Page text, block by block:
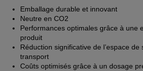
Emballage durable et innovant
Neutre en CO2
Performances optimales grâce à une
produit
Réduction significative de l’espace
transport
Coûts optimisés grâce à un dosage